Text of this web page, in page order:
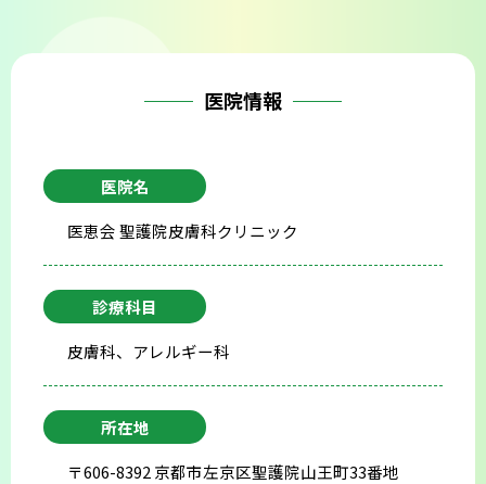
医院情報
医院名
医恵会 聖護院皮膚科クリニック
診療科目
皮膚科、アレルギー科
所在地
〒606-8392 京都市左京区聖護院山王町33番地